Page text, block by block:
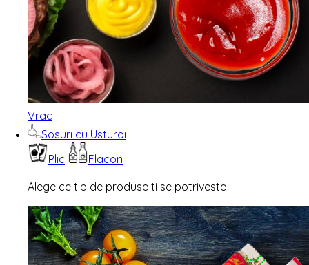
Vrac
Sosuri cu Usturoi
Plic
Flacon
Alege ce tip de produse ti se potriveste